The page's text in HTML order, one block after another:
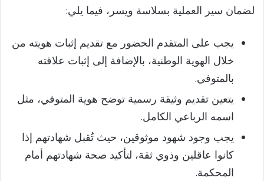
o
لضمان سير العملية بسلاسة ويسر، فيما يلي:
يجب على المتقدم الحضور مع تقديم إثبات هويته من
خلال الهوية الوطنية، بالإضافة إلى إثبات علاقته
بالمتوفي.
يتعين تقديم وثيقة رسمية توضح هوية المتوفي، مثل
اسمه الرباعي الكامل.
يجب وجود شهود موثوقين، حيث تُقبل شهادتهم إذا
كانوا عاقلين وذوي ثقة، لتأكيد صحة شهادتهم أمام
المحكمة.